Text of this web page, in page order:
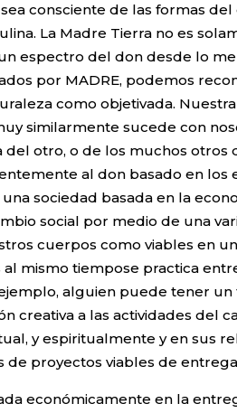
consciente de las formas
La Madre Tierra no es
espectro del don desde lo
por MADRE, podemos
como objetivada.
similarmente sucede con
otro, o de los muchos
al don basado en
sociedad basada en la
social por medio de una
cuerpos como viables en
mismo tiempose practica
alguien puede tener
creativa a las actividades del
y espiritualmente y en sus
proyectos viables de
económicamente en la